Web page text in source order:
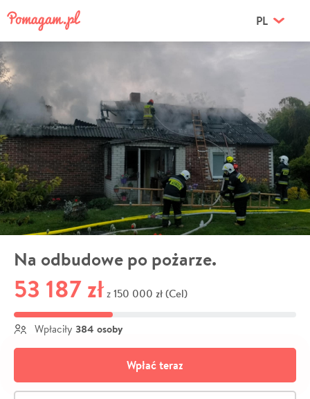
PL
Na odbudowe po pożarze.
53 187 zł z 150 000 zł (Cel)
Wpłaciły 384 osoby
Wpłać teraz